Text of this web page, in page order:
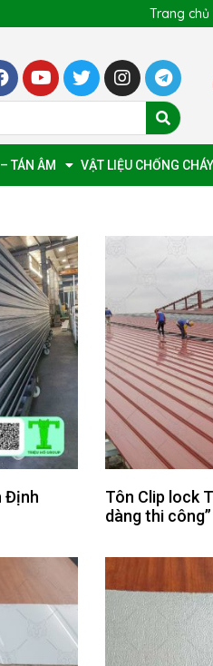
Trang chủ
TÁN ÂM VẬT LIỆU CHỐNG CHÁY
Định
Tôn Clip lock
dàng thi công”